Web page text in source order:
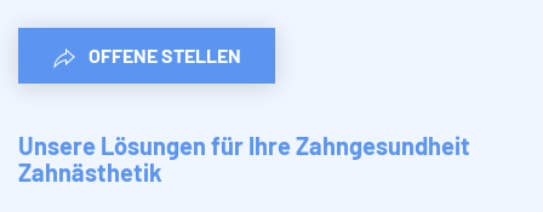
OFFENE STELLEN
Unsere Lösungen für Ihre Zahngesundheit
Zahnästhetik